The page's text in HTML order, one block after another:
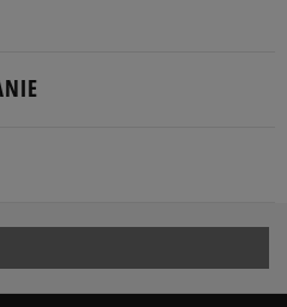
pobočka, výdejné